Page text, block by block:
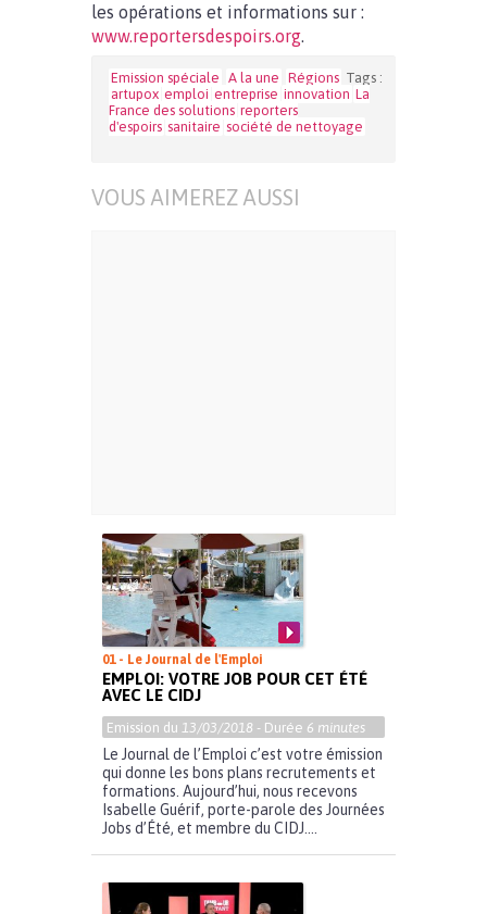
les opérations et informations sur :
www.reportersdespoirs.org.
Emission spéciale A la une Régions Tags :
artupox emploi entreprise innovation La
France des solutions reporters
d'espoirs sanitaire société de nettoyage
VOUS AIMEREZ AUSSI
01 - Le Journal de l'Emploi
EMPLOI: VOTRE JOB POUR CET ÉTÉ
AVEC LE CIDJ
Emission du 13/03/2018 - Durée 6 minutes
Le Journal de l’Emploi c’est votre émission
qui donne les bons plans recrutements et
formations. Aujourd’hui, nous recevons
Isabelle Guérif, porte-parole des Journées
Jobs d’Été, et membre du CIDJ....